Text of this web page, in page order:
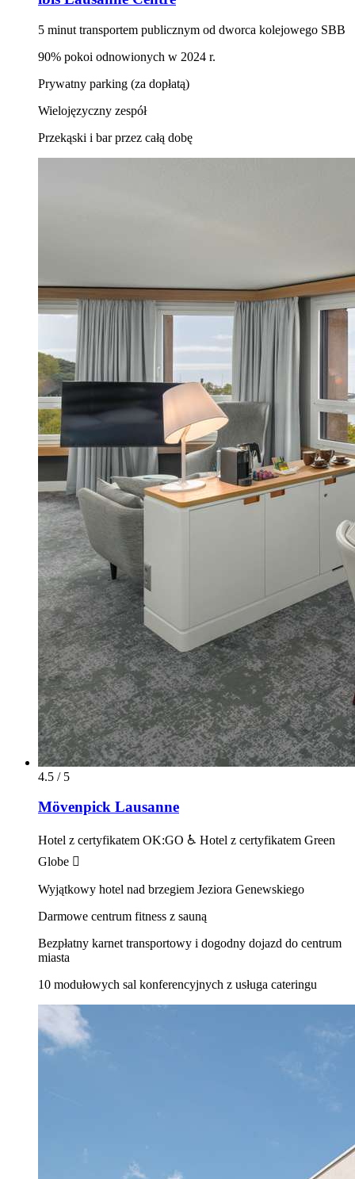
5 minut transportem publicznym od dworca kolejowego SBB
90% pokoi odnowionych w 2024 r.
Prywatny parking (za dopłatą)
Wielojęzyczny zespół
Przekąski i bar przez całą dobę
4.5 / 5
Mövenpick Lausanne
Hotel z certyfikatem OK:GO ♿ Hotel z certyfikatem Green
Globe 
Wyjątkowy hotel nad brzegiem Jeziora Genewskiego
Darmowe centrum fitness z sauną
Bezpłatny karnet transportowy i dogodny dojazd do centrum
miasta
10 modułowych sal konferencyjnych z usługa cateringu